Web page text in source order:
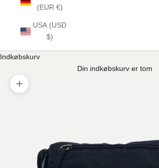
(EUR €)
USA (USD
$)
Indkøbskurv
Din indkøbskurv er tom
Zoom